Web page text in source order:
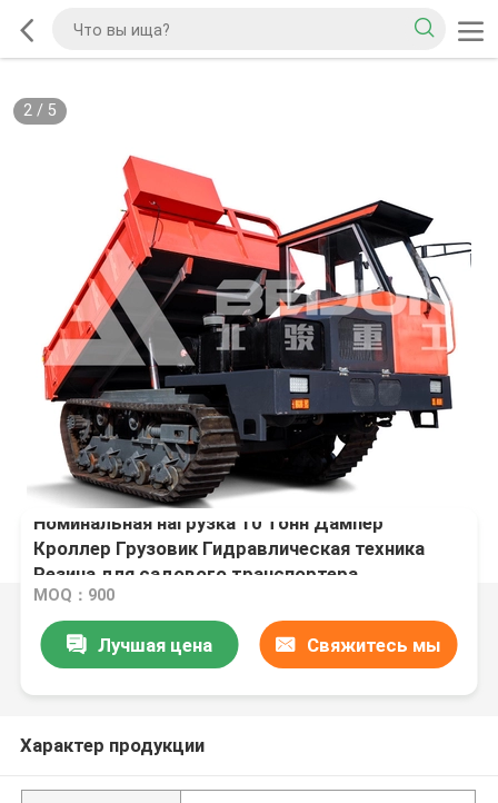
2/ 5
Номинальная нагрузка 10 тонн Дампер
Кроллер Грузовик Гидравлическая техника
Резина для садового транспортера
MOQ：900
Лучшая цена Свяжитесь мы
Характер продукции